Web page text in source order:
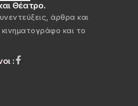
Θέατρο.
άρθρα και
και το
: